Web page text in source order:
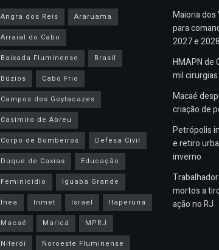
Angra dos Reis
Araruama
Arraial do Cabo
Baixada Fluminense
Brasil
Búzios
Cabo Frio
Campos dos Goytacazes
Casimiro de Abreu
Corpo de Bombeiros
Defesa Civil
Duque de Caxias
Educação
Feminicídio
Iguaba Grande
Inea
Inmet Israel
Itaperuna
Macaé
Maricá
MPRJ
Niterói
Noroeste Fluminense
Maioria
para
2027 e 2028
HMAPN de
mil
Macaé
criação de
Petrópolis
e retiro
inverno
mortos a
ação no RJ